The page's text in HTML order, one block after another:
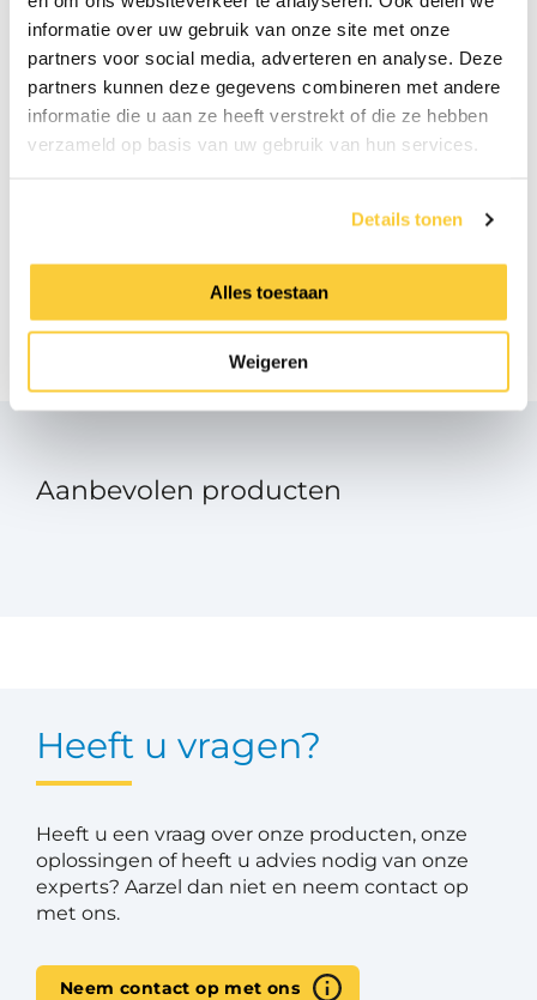
informatie over uw gebruik van onze site met onze
partners voor social media, adverteren en analyse. Deze
partners kunnen deze gegevens combineren met andere
informatie die u aan ze heeft verstrekt of die ze hebben
verzameld op basis van uw gebruik van hun services.
Details tonen
Alles toestaan
Weigeren
BIM
zip
Handleiding
Handleiding touchscreen
Aanbevolen producten
Heeft u vragen?
Heeft u een vraag over onze producten, onze
oplossingen of heeft u advies nodig van onze
experts? Aarzel dan niet en neem contact op
met ons.
Neem contact op met ons